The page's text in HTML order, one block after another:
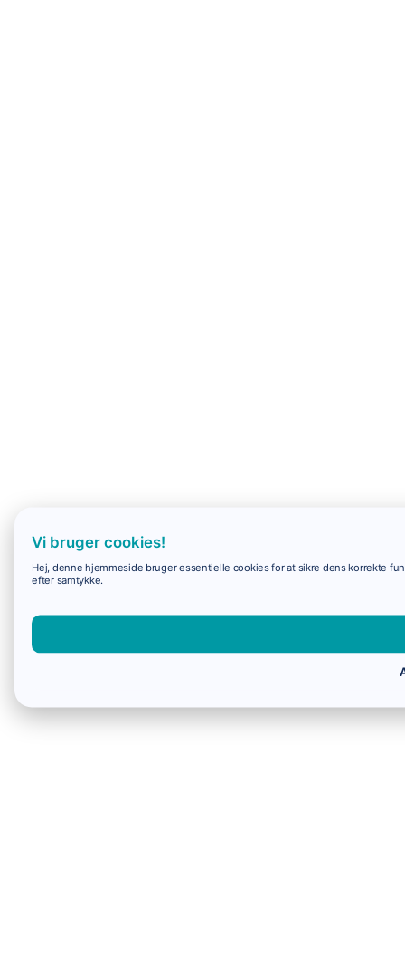
Vi bruger cookies!
Hej, denne hjemmeside bruger essentielle cookies for at sikre dens korrekte
efter samtykke.